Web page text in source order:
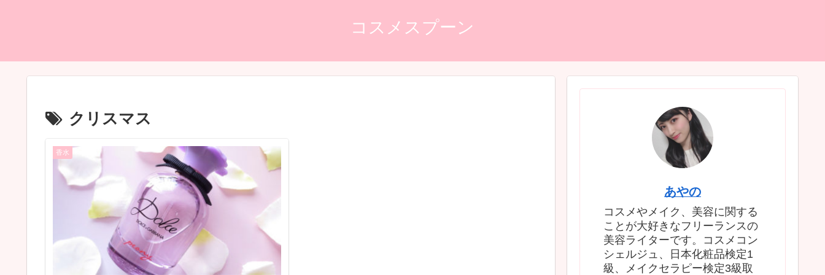
コスメスプーン
クリスマス
香水
あやの
コスメやメイク、美容に関する
ことが大好きなフリーランスの
美容ライターです。コスメコン
シェルジュ、日本化粧品検定1
級、メイクセラピー検定3級取